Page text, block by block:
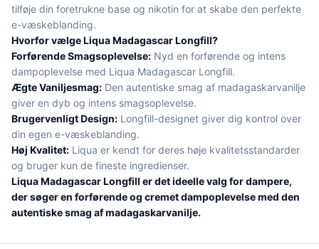
tilføje din foretrukne base og nikotin for at skabe den perfekte
e-væskeblanding.
Hvorfor vælge Liqua Madagascar Longfill?
Forførende Smagsoplevelse: Nyd en forførende og intens
dampoplevelse med Liqua Madagascar Longfill.
Ægte Vaniljesmag: Den autentiske smag af madagaskarvanilje
giver en dyb og intens smagsoplevelse.
Brugervenligt Design: Longfill-designet giver dig kontrol over
din egen e-væskeblanding.
Høj Kvalitet: Liqua er kendt for deres høje kvalitetsstandarder
og bruger kun de fineste ingredienser.
Liqua Madagascar Longfill er det ideelle valg for dampere,
der søger en forførende og cremet dampoplevelse med den
autentiske smag af madagaskarvanilje.